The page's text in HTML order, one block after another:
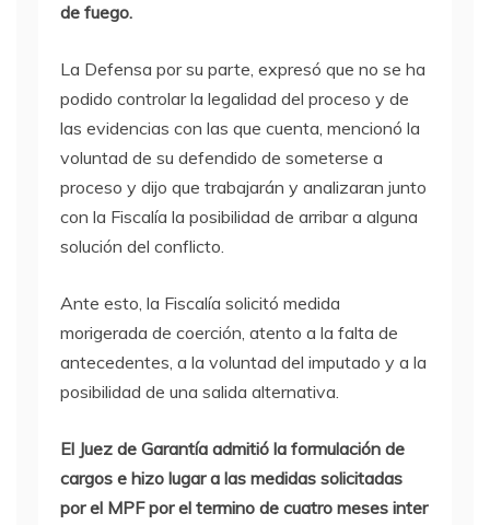
de fuego.
La Defensa por su parte, expresó que no se ha
podido controlar la legalidad del proceso y de
las evidencias con las que cuenta, mencionó la
voluntad de su defendido de someterse a
proceso y dijo que trabajarán y analizaran junto
con la Fiscalía la posibilidad de arribar a alguna
solución del conflicto.
Ante esto, la Fiscalía solicitó medida
morigerada de coerción, atento a la falta de
antecedentes, a la voluntad del imputado y a la
posibilidad de una salida alternativa.
El Juez de Garantía admitió la formulación de
cargos e hizo lugar a las medidas solicitadas
por el MPF por el termino de cuatro meses inter